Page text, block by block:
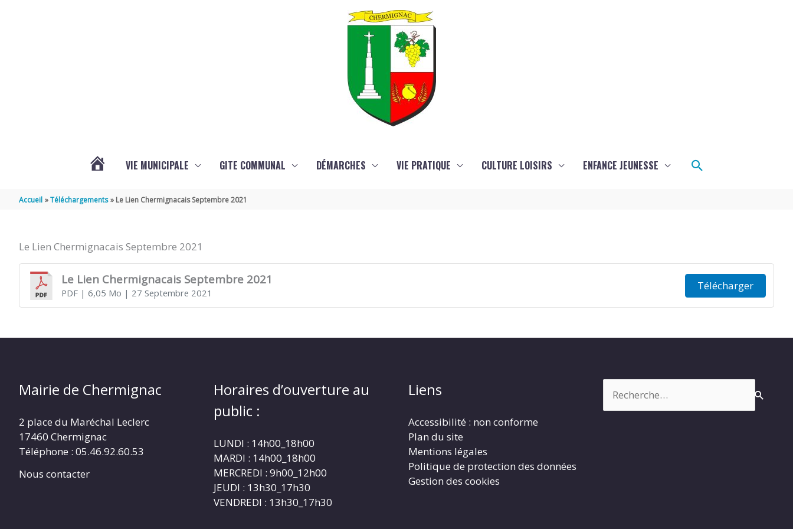
CHERMIGNAC
(17460)
VIE MUNICIPALE GITE COMMUNAL DÉMARCHES VIE PRATIQUE CULTURE LOISIRS ENFANCE JEUNESSE Rechercher
Accueil Téléchargements Le Lien Chermignacais Septembre 2021
Le Lien Chermignacais Septembre 2021
Le Lien Chermignacais Septembre 2021
PDF| 6,05 Mo | 27 Septembre 2021
Télécharger
Mairie de Chermignac
2 place du Maréchal Leclerc
17460 Chermignac
Téléphone : 05.46.92.60.53
Nous contacter
Horaires d’ouverture au
public :
LUNDI : 14h00_18h00
MARDI : 14h00_18h00
MERCREDI : 9h00_12h00
JEUDI : 13h30_17h30
VENDREDI : 13h30_17h30
Liens
Accessibilité : non conforme
Plan du site
Mentions légales
Politique de protection des données
Gestion des cookies